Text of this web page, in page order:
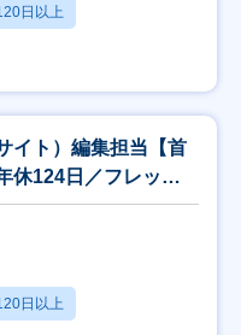
日以上
イト）編集担当【首
休124日／フレック
日以上